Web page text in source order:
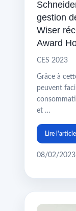
gestion
Wiser
Award
CES 2023
Grâce à
peuvent
et …
Lire l'article
08/02/2023